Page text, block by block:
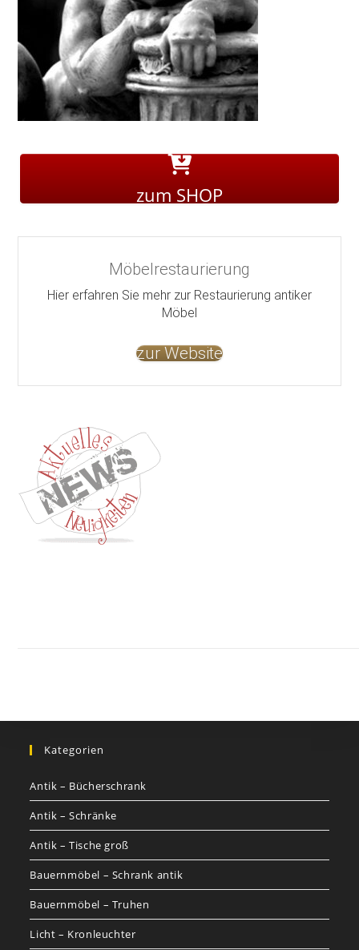
zum SHOP
Möbelrestaurierung
Hier erfahren Sie mehr zur Restaurierung antiker
Möbel
zur Website
Kategorien
Antik – Bücherschrank
Antik – Schränke
Antik – Tische groß
Bauernmöbel – Schrank antik
Bauernmöbel – Truhen
Licht – Kronleuchter